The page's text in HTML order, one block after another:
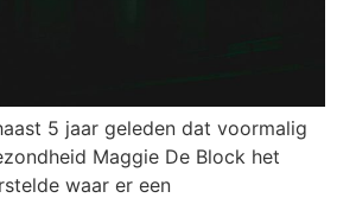
5 jaar geleden dat voormalig
Maggie De Block het
waar er een